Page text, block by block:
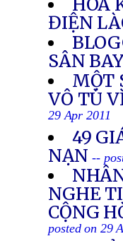
HOA
ĐIỆN
SÂN
MỘT
VÔ TÙ
29 Apr 2011
49
NẠN--
NGHE
CỘNG
posted on 29